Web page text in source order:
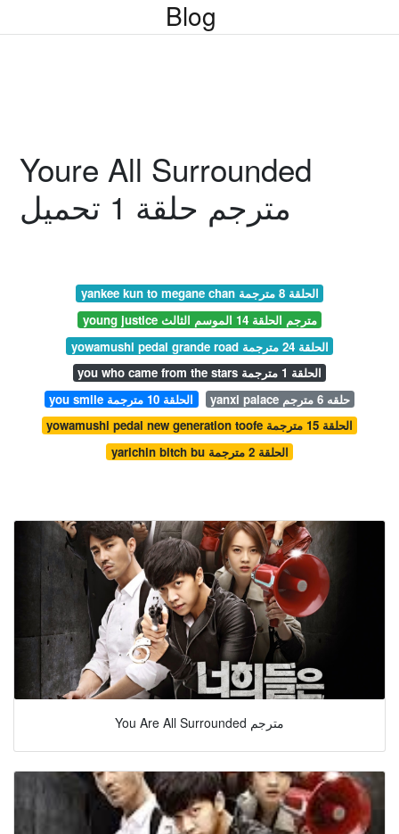
Blog
Youre All Surrounded
مترجم حلقة 1 تحميل
yankee kun to megane chan الحلقة 8 مترجمة
young justice مترجم الحلقة 14 الموسم الثالث
yowamushi pedal grande road الحلقة 24 مترجمة
you who came from the stars الحلقة 1 مترجمة
you smile الحلقة 10 مترجمة
yanxi palace حلقه 6 مترجم
yowamushi pedal new generation toofe الحلقة 15 مترجمة
yarichin bitch bu الحلقة 2 مترجمة
You Are All Surrounded مترجم